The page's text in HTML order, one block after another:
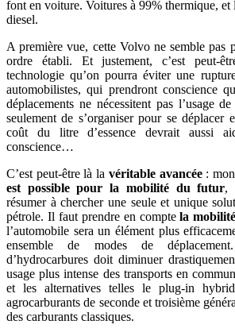
font en voiture. Voitures à 99% thermique, et
diesel.
A première vue, cette Volvo ne semble pas
ordre établi. Et justement, c’est peut-
technologie qu’on pourra éviter une
automobilistes, qui prendront conscience
déplacements ne nécessitent pas l’usage
seulement de s’organiser pour se déplacer
coût du litre d’essence devrait aussi
conscience…
C’est peut-être là la véritable avancée:
est possible pour la mobilité du futur,
résumer à chercher une seule et unique
pétrole. Il faut prendre en comptela
l’automobile sera un élément plus
ensemble de modes de
d’hydrocarbures doit diminuer
usage plus intense des transports en
et les alternatives telles le plug-in
agrocarburants de seconde et troisième
des carburants classiques.